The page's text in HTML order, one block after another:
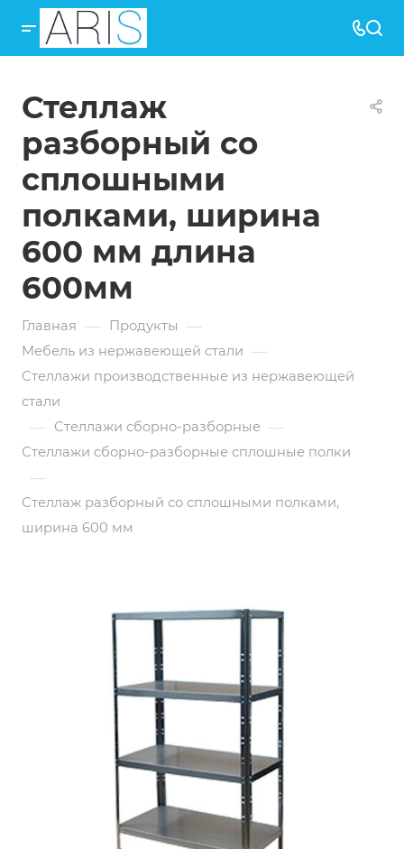
Стеллаж
разборный со
сплошными
полками, ширина
600 мм длина
600мм
Главная — Продукты —
Мебель из нержавеющей стали —
Стеллажи производственные из нержавеющей
стали
— Стеллажи сборно-разборные —
Стеллажи сборно-разборные сплошные полки
—
Стеллаж разборный со сплошными полками,
ширина 600 мм